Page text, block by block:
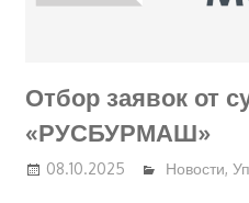
Отбор заявок от
«РУСБУРМАШ»
08.10.2025 Новости,